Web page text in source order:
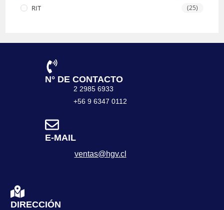
RIT (25)
N° DE CONTACTO
2 2985 6933
+56 9 6347 0112
E-MAIL
ventas@hgv.cl
DIRECCIÓN